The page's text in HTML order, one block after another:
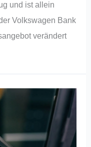
und ist allein
Volkswagen Bank
verändert